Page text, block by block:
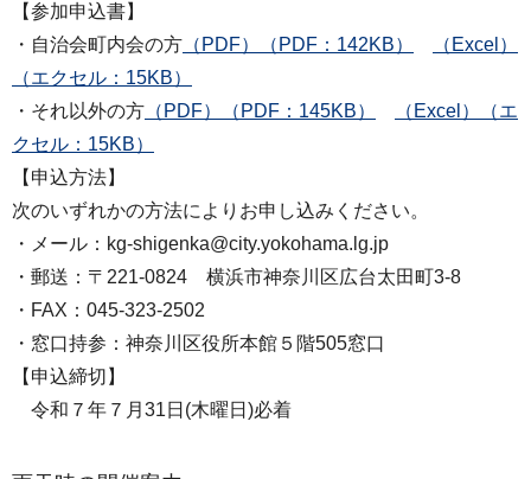
【参加申込書】
・自治会町内会の方 （PDF）（PDF：142KB）
（Excel）
（エクセル：15KB）
・それ以外の方 （PDF）（PDF：145KB）
（Excel）（エ
クセル：15KB）
【申込方法】
次のいずれかの方法によりお申し込みください。
・メール：kg-shigenka@city.yokohama.lg.jp
・郵送：〒221-0824 横浜市神奈川区広台太田町3-8
・FAX：045-323-2502
・窓口持参：神奈川区役所本館５階505窓口
【申込締切】
令和７年７月31日(木曜日)必着